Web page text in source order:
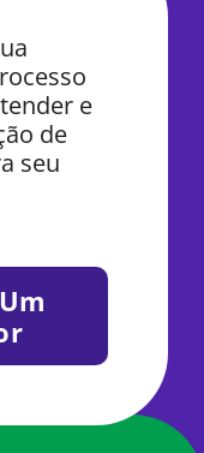
e
de
seu